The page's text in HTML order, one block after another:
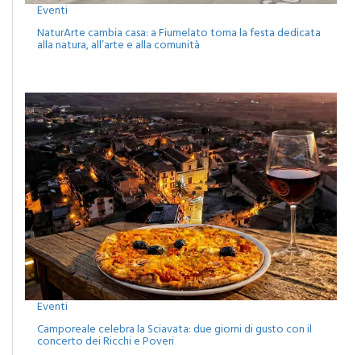
Eventi
NaturArte cambia casa: a Fiumelato torna la festa dedicata
alla natura, all’arte e alla comunità
Eventi
Camporeale celebra la Sciavata: due giorni di gusto con il
concerto dei Ricchi e Poveri